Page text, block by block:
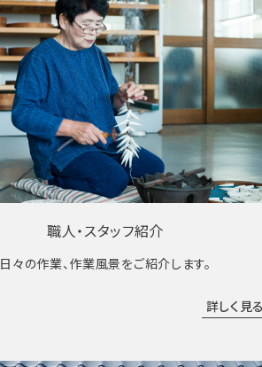
職人・スタッフ紹介
日々の作業、作業風景をご紹介します。
詳しく見る